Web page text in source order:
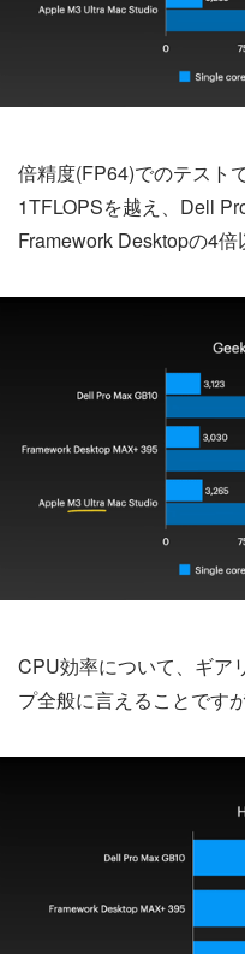
倍精度(FP64)でのテスト
1TFLOPSを越え、Dell
Framework Desktopの4倍
CPU効率について、ギア
プ全般に言えることです